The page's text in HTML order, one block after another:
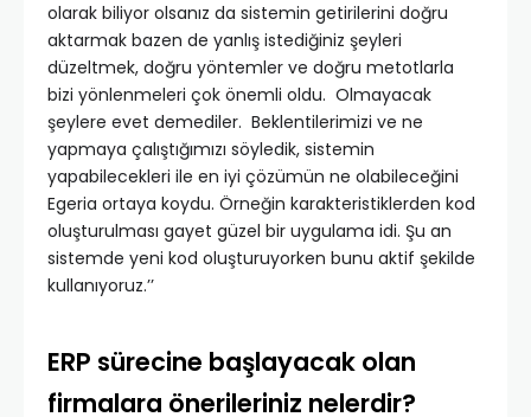
olarak biliyor olsanız da sistemin getirilerini doğru
aktarmak bazen de yanlış istediğiniz şeyleri
düzeltmek, doğru yöntemler ve doğru metotlarla
bizi yönlenmeleri çok önemli oldu. Olmayacak
şeylere evet demediler. Beklentilerimizi ve ne
yapmaya çalıştığımızı söyledik, sistemin
yapabilecekleri ile en iyi çözümün ne olabileceğini
Egeria ortaya koydu. Örneğin karakteristiklerden kod
oluşturulması gayet güzel bir uygulama idi. Şu an
sistemde yeni kod oluşturuyorken bunu aktif şekilde
kullanıyoruz.’’
ERP sürecine başlayacak olan
firmalara önerileriniz nelerdir?